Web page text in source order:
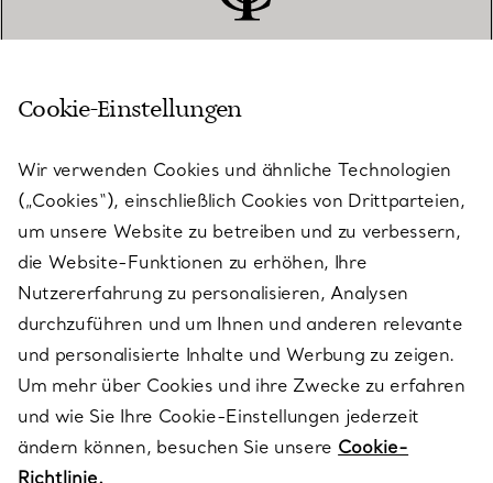
KUNDENSERVICE
SERVICES
ÜBER TIFFANY & CO.
RECHTLICHE HINWEISE
FOLGEN SIE UNS
Cookie-Einstellungen
Wir verwenden Cookies und ähnliche Technologien
(„Cookies“), einschließlich Cookies von Drittparteien,
um unsere Website zu betreiben und zu verbessern,
die Website-Funktionen zu erhöhen, Ihre
Nutzererfahrung zu personalisieren, Analysen
durchzuführen und um Ihnen und anderen relevante
und personalisierte Inhalte und Werbung zu zeigen.
Um mehr über Cookies und ihre Zwecke zu erfahren
und wie Sie Ihre Cookie-Einstellungen jederzeit
ändern können, besuchen Sie unsere Cookie-
Richtlinie.